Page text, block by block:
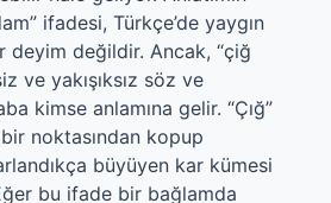
ifadesi, Türkçe’de yaygın
deyim değildir. Ancak, “çiğ
ve yakışıksız söz ve
kimse anlamına gelir. “Çığ”
noktasından kopup
büyüyen kar kümesi
bu ifade bir bağlamda